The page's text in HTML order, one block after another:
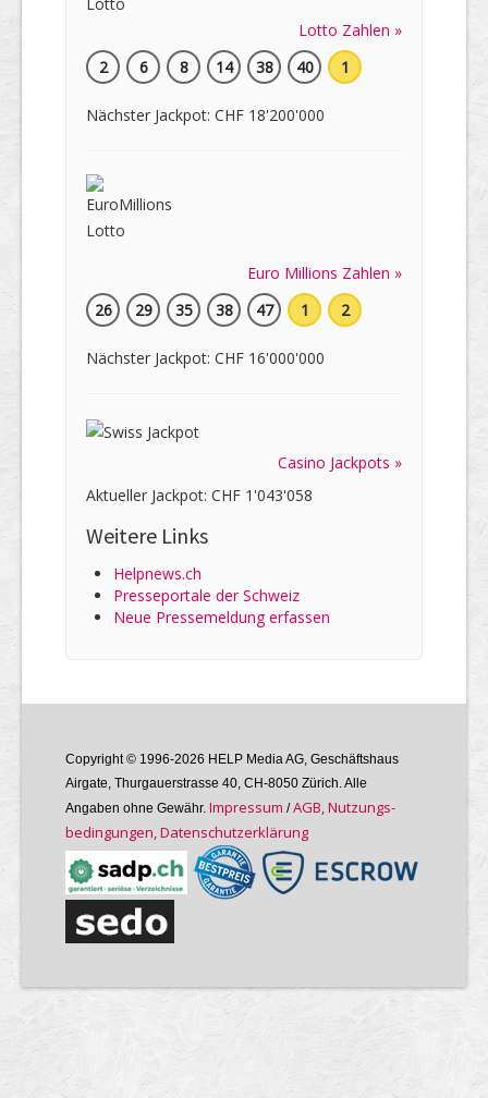
Lotto Zahlen »
2
6 8 14 38 40 1
Nächster Jackpot: CHF 18'200'000
Euro Millions Zahlen »
26
29 35 38 47 1 2
Nächster Jackpot: CHF 16'000'000
Casino Jackpots »
Aktueller Jackpot: CHF 1'043'058
Weitere Links
Helpnews.ch
Presseportale der Schweiz
Neue Pressemeldung erfassen
Copyright © 1996-2026 HELP Media AG, Geschäftshaus
Airgate, Thurgauer­strasse 40, CH-8050 Zürich. Alle
Angaben ohne Gewähr. Im­pres­sum /AGB, Nutzungs­
bedin­gungen, Daten­schutz­er­klärung